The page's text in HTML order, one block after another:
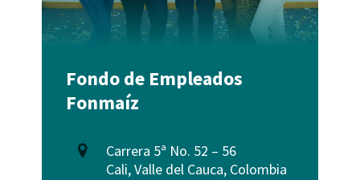
Fondo de Empleados
Fonmaíz
Carrera 5ª No. 52 – 56
Cali, Valle del Cauca, Colombia